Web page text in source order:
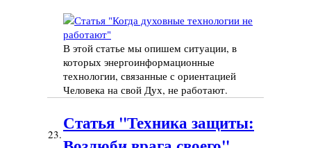
В этой статье мы опишем ситуации, в
которых энергоинформационные
технологии, связанные с ориентацией
Человека на свой Дух, не работают.
23. Статья "Техника защиты: